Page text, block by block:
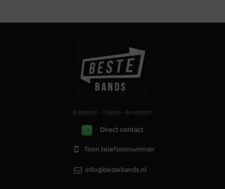
Rotterdam – Utrecht – Amsterdam
Direct contact
Toon telefoonnummer
info@bestebands.nl